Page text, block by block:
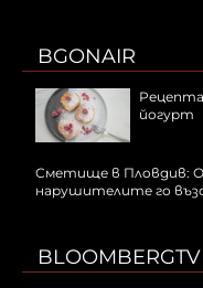
BGONAIR
йогурт
Сметище в Пловдив:
нарушителите го
BLOOMBERGTV